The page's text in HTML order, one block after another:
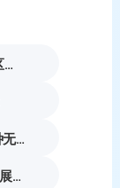
Banana基础版和Banana pro区别对比丨具体案例应用+使用教程
PS怎么修改图片上的文字？3种无痕改字方法，新手也能搞定
AI高级溶图 | 模特佩戴项链案例展示